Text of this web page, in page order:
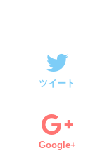
ツイート
Google+